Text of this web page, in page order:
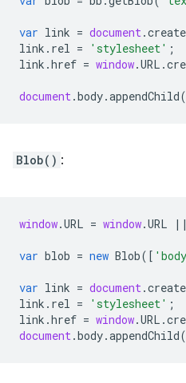
var link = document.
link . rel = 'stylesheet' ;
link .href = window.URL .
document.body.appendChild(
Blob() :
window.URL = window.URL ||
var blob = new Blob([
var link = document.
link . rel = 'stylesheet' ;
link .href = window.URL .
document.body.appendChild(